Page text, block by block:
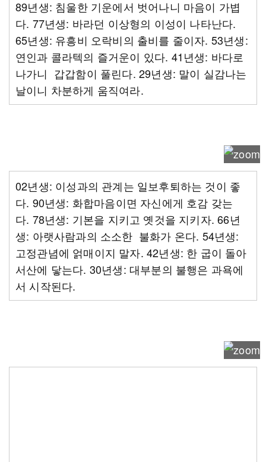
89년생: 침울한 기운에서 벗어나니 마음이 가볍
다. 77년생: 바라던 이상형의 이성이 나타난다.
65년생: 유흥비 오락비의 출비를 줄이자. 53년생:
연인과 콜라텍의 즐거운이 있다. 41년생: 바다로
나가니 갑갑함이 풀린다. 29년생: 말이 실감나는
날이니 차분하게 움직여라.
02년생: 이성과의 관계는 일보후퇴하는 것이 좋
다. 90년생: 화합마음이면 자신에게 호감 갖는
다. 78년생: 기본을 지키고 옛것을 지키자. 66년
생: 아랫사람과의 소소한 불화가 온다. 54년생:
고정관념에 얽매이지 말자. 42년생: 한 굽이 돌아
서산에 닿는다. 30년생: 대부분의 불행은 과욕에
서 시작된다.